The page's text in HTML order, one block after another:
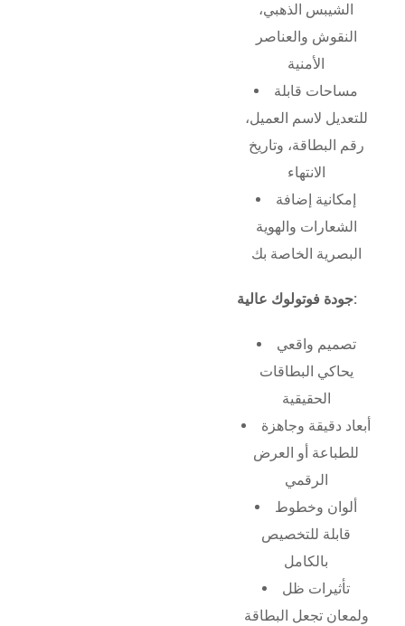
الشيبس الذهبي،
النقوش والعناصر
الأمنية
مساحات قابلة
للتعديل لاسم العميل،
رقم البطاقة، وتاريخ
الانتهاء
إمكانية إضافة
الشعارات والهوية
البصرية الخاصة بك
جودة فوتولوك عالية:
تصميم واقعي
يحاكي البطاقات
الحقيقية
أبعاد دقيقة وجاهزة
للطباعة أو العرض
الرقمي
ألوان وخطوط
قابلة للتخصيص
بالكامل
تأثيرات ظل
ولمعان تجعل البطاقة